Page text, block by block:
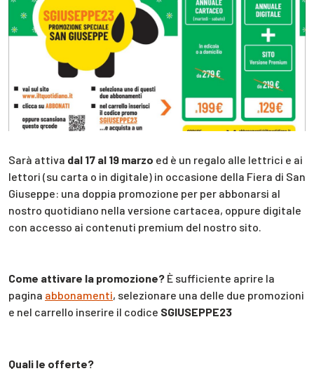
Sarà attiva dal 17 al 19 marzo ed è un regalo alle lettrici e ai
lettori (su carta o in digitale) in occasione della Fiera di San
Giuseppe: una doppia promozione per per abbonarsi al
nostro quotidiano nella versione cartacea, oppure digitale
con accesso ai contenuti premium del nostro sito.
Come attivare la promozione? È sufficiente aprire la
pagina abbonamenti, selezionare una delle due promozioni
e nel carrello inserire il codice SGIUSEPPE23
Quali le offerte?